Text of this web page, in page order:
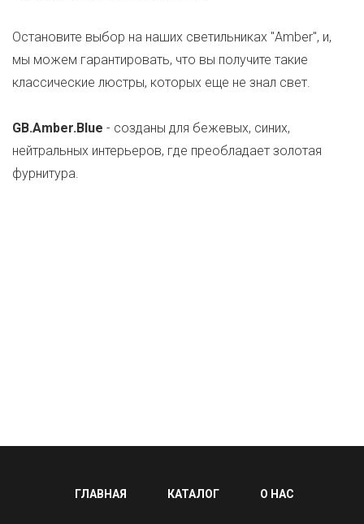
Остановите выбор на наших светильниках "Amber", и,
мы можем гарантировать, что вы получите такие
классические люстры, которых еще не знал свет.
GB.Amber.Blue - созданы для бежевых, синих,
нейтральных интерьеров, где преобладает золотая
фурнитура.
ГЛАВНАЯ КАТАЛОГ О НАС